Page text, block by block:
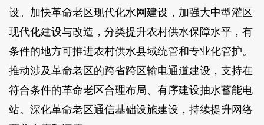
设。加快革命老区现代化水网建设，加强大中型灌区
现代化建设与改造，分类提升农村供水保障水平，有
条件的地方可推进农村供水县域统管和专业化管护。
推动涉及革命老区的跨省跨区输电通道建设，支持在
符合条件的革命老区合理布局、有序建设抽水蓄能电
站。深化革命老区通信基础设施建设，持续提升网络